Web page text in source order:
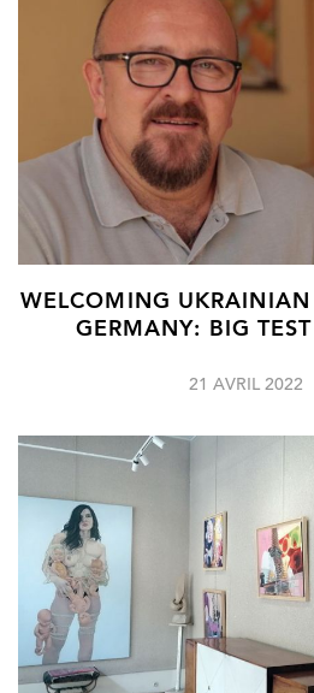
WELCOMING UKRAINIAN
GERMANY: BIG
21 AVRIL 2022